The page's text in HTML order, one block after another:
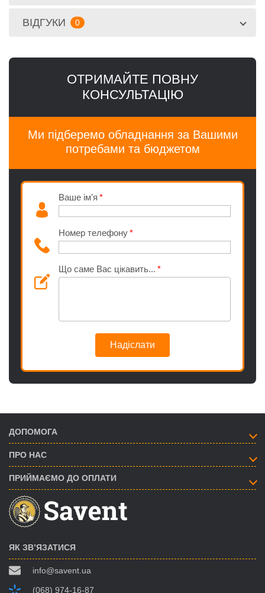
ВІДГУКИ 0
ОТРИМАЙТЕ ПОВНУ
КОНСУЛЬТАЦІЮ
Ми підберемо обладнання за Вашими
потребами та бюджетом
Ваше ім’я
Номер телефону
Що саме Вас цікавить...
Надіслати
ДОПОМОГА
ПРО НАС
ПРИЙМАЄМО ДО ОПЛАТИ
ЯК ЗВ’ЯЗАТИСЯ
info@savent.ua
(068) 974-16-87